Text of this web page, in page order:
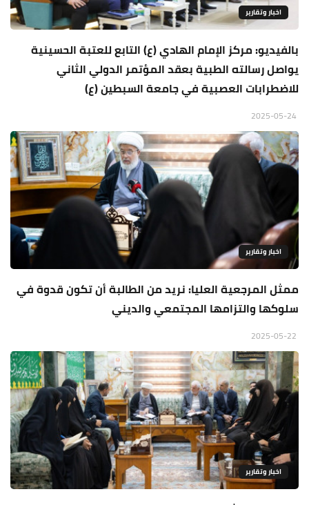
اخبار وتقارير
بالفيديو: مركز الإمام الهادي (ع) التابع للعتبة الحسينية
يواصل رسالته الطبية بعقد المؤتمر الدولي الثاني
للاضطرابات العصبية في جامعة السبطين (ع)
اخبار وتقارير
ممثل المرجعية العليا: نريد من الطالبة أن تكون قدوة في
سلوكها والتزامها المجتمعي والديني
اخبار وتقارير